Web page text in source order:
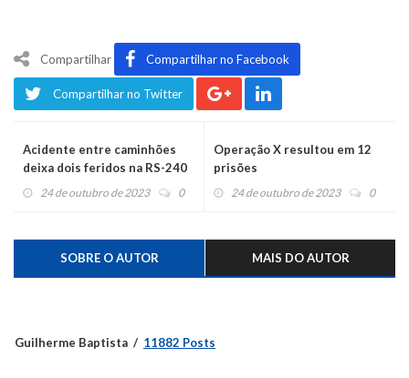
Compartilhar Compartilhar no Facebook
Compartilhar no Twitter
Acidente entre caminhões
deixa dois feridos na RS-240
24 de outubro de 2023 0
Operação X resultou em 12
prisões
24 de outubro de 2023 0
SOBRE O AUTOR MAIS DO AUTOR
Guilherme Baptista 11882 Posts